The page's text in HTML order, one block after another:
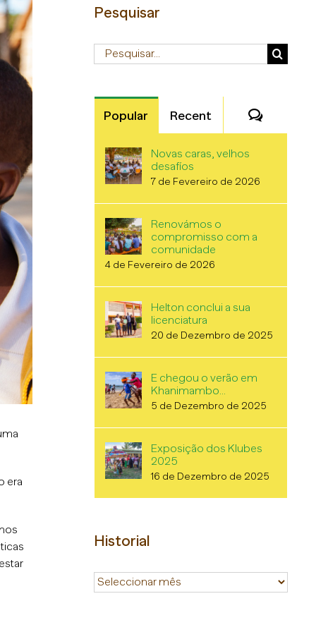
era
Pesquisar
Pesquisar
Popular Recent
Novas caras, velhos
desafíos
7 de Fevereiro de 2026
Renovámos o
compromisso com a
comunidade
4 de Fevereiro de 2026
Helton conclui a sua
licenciatura
20 de Dezembro de 2025
E chegou o verão em
Khanimambo…
5 de Dezembro de 2025
Exposição dos Klubes
2025
16 de Dezembro de 2025
Historial
Historial